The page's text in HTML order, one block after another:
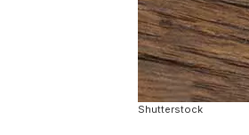
Shutterstock